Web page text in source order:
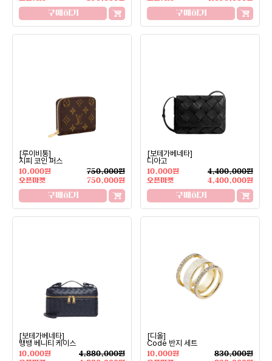
구매하기 구매하기
[루이비통]
지피 코인 퍼스
10,000원
750,000원
오픈마켓
750,000원
구매하기
[보테가베네타]
디아고
10,000원
4,400,000원
오픈마켓
4,400,000원
구매하기
[보테가베네타]
뱅뱅 베니티 케이스
10,000원
4,880,000원
[디올]
Code 반지 세트
10,000원
830,000원